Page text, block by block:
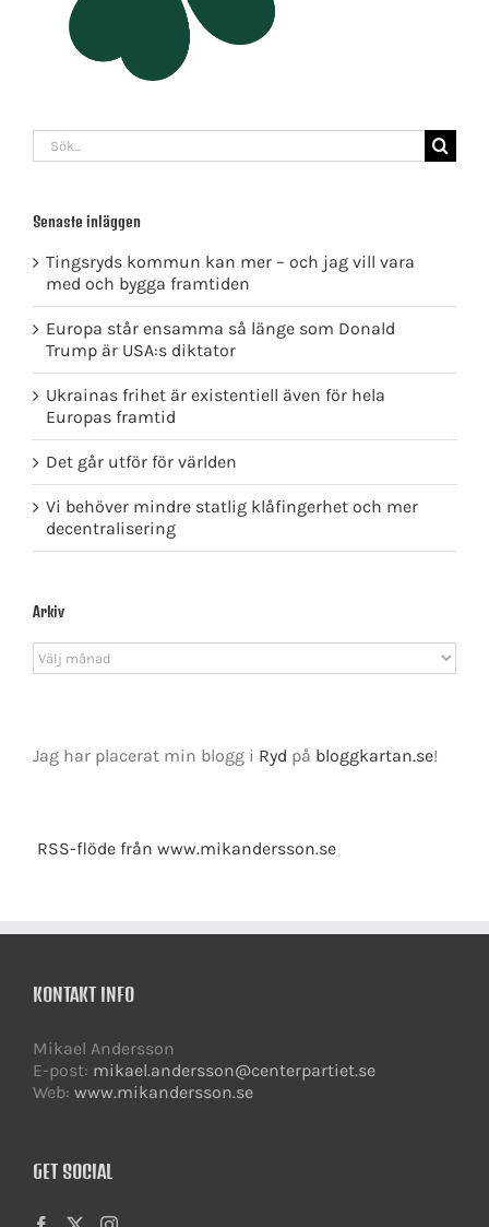
Sök
efter:
Senaste inläggen
Tingsryds kommun kan mer – och jag vill vara
med och bygga framtiden
Europa står ensamma så länge som Donald
Trump är USA:s diktator
Ukrainas frihet är existentiell även för hela
Europas framtid
Det går utför för världen
Vi behöver mindre statlig klåfingerhet och mer
decentralisering
Arkiv
Arkiv
Jag har placerat min blogg i Ryd på bloggkartan.se!
RSS-flöde från www.mikandersson.se
KONTAKT INFO
Mikael Andersson
E-post: mikael.andersson@centerpartiet.se
Web: www.mikandersson.se
GET SOCIAL